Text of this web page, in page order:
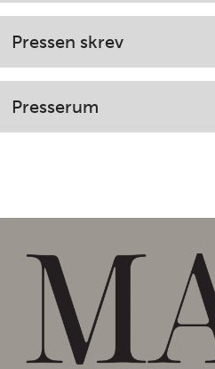
Pressen skrev
Presserum